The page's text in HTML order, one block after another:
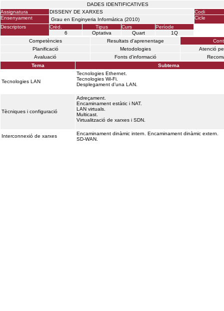
DADES IDENTIFICATIVES
Assignatura
DISSENY DE XARXES
Codi
Ensenyament
Grau en Enginyeria Informàtica (2010)
Cicle
Descriptors
Crèd. Tipus Curs
Període
6
Optativa Quart
1Q
Competències
Resultats d'aprenentage
Planificació
Metodologies
Atenció
Avaluació
Fonts d'informació
Tema
Subtema
Tecnologies LAN
Tecnologies Ethernet.
Tecnologies Wi-Fi.
Desplegament d’una LAN.
Tècniques i configuració
Adreçament.
Encaminament estàtic i NAT.
LAN virtuals.
Multicast.
Virtualització de xarxes i SDN.
Interconnexió de xarxes
Encaminament dinàmic intern. Encaminament dinàmic extern.
SD-WAN.